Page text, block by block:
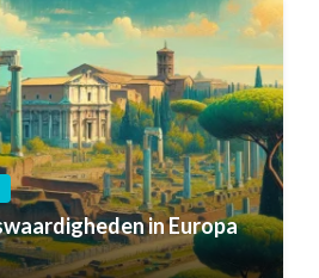
in Europa